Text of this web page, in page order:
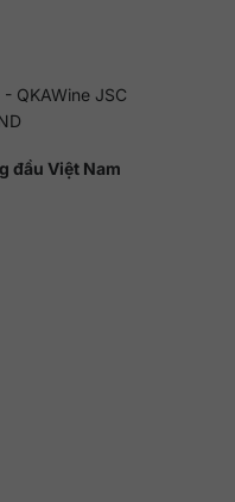
thưởng thức nguyên
bạn có thể thêm chút
hơn. Rượu Laphroaig
cùng đá lạnh.
QKAWine JSC
đầu Việt Nam